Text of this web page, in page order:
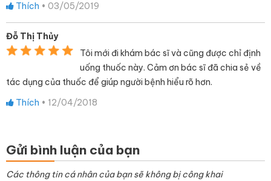
Thích • 03/05/2019
Đỗ Thị Thủy
Tôi mới đi khám bác sĩ và cũng được chỉ định
uống thuốc này. Cảm ơn bác sĩ đã chia sẻ về
tác dụng của thuốc để giúp người bệnh hiểu rõ hơn.
Thích • 12/04/2018
Gửi bình luận của bạn
Các thông tin cá nhân của bạn sẽ không bị công khai